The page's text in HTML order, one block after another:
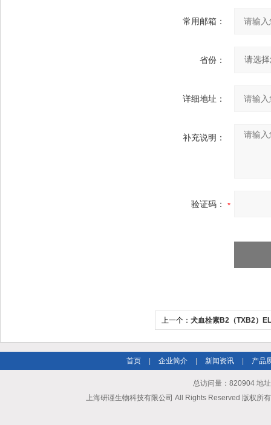
常用邮箱：
省份：
详细地址：
补充说明：
验证码：
上一个： 犬血栓素B2（TXB2）
首页 企业简介 新闻资讯 产品
总访问量：820904 地
上海研谨生物科技有限公司 All Rights Reserved 版权所